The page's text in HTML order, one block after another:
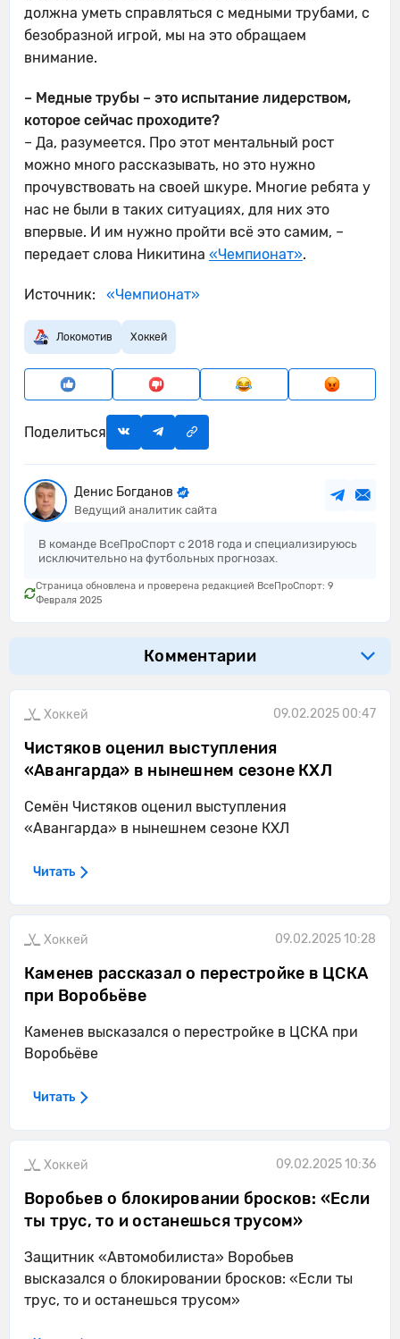
должна уметь справляться с медными трубами, с
безобразной игрой, мы на это обращаем
внимание.
– Медные трубы – это испытание лидерством,
которое сейчас проходите?
– Да, разумеется. Про этот ментальный рост
можно много рассказывать, но это нужно
прочувствовать на своей шкуре. Многие ребята у
нас не были в таких ситуациях, для них это
впервые. И им нужно пройти всё это самим, –
передает слова Никитина «Чемпионат».
Источник: «Чемпионат»
Локомотив Хоккей
Поделиться
Денис Богданов
Ведущий аналитик сайта
В команде ВсеПроСпорт с 2018 года и специализируюсь
исключительно на футбольных прогнозах.
Страница обновлена и проверена редакцией ВсеПроСпорт: 9
Февраля 2025
Комментарии
Хоккей 09.02.2025 00:47
Чистяков оценил выступления
«Авангарда» в нынешнем сезоне КХЛ
Семён Чистяков оценил выступления
«Авангарда» в нынешнем сезоне КХЛ
Читать
Хоккей 09.02.2025 10:28
Каменев рассказал о перестройке в ЦСКА
при Воробьёве
Каменев высказался о перестройке в ЦСКА при
Воробьёве
Читать
Хоккей 09.02.2025 10:36
Воробьев о блокировании бросков: «Если
ты трус, то и останешься трусом»
Защитник «Автомобилиста» Воробьев
высказался о блокировании бросков: «Если ты
трус, то и останешься трусом»